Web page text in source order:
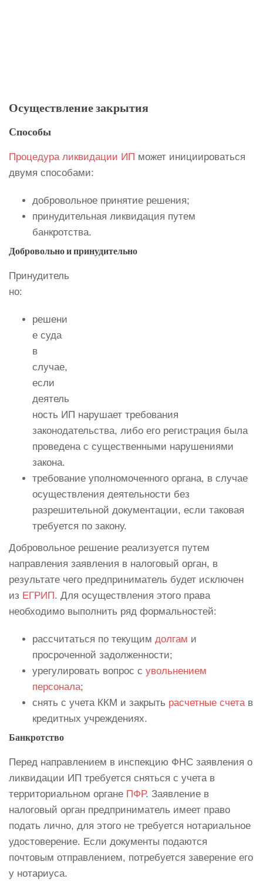
Осуществление закрытия
Способы
Процедура ликвидации ИП может инициироваться
двумя способами:
добровольное принятие решения;
принудительная ликвидация путем
банкротства.
Добровольно и принудительно
Принудитель
но:
решени
е суда
в
случае,
если
деятель
ность ИП нарушает требования
законодательства, либо его регистрация была
проведена с существенными нарушениями
закона.
требование уполномоченного органа, в случае
осуществления деятельности без
разрешительной документации, если таковая
требуется по закону.
Добровольное решение реализуется путем
направления заявления в налоговый орган, в
результате чего предприниматель будет исключен
из ЕГРИП. Для осуществления этого права
необходимо выполнить ряд формальностей:
рассчитаться по текущим долгам и
просроченной задолженности;
урегулировать вопрос с увольнением
персонала;
снять с учета ККМ и закрыть расчетные счетав
кредитных учреждениях.
Банкротство
Перед направлением в инспекцию ФНС заявления о
ликвидации ИП требуется сняться с учета в
территориальном органе ПФР. Заявление в
налоговый орган предприниматель имеет право
подать лично, для этого не требуется нотариальное
удостоверение. Если документы подаются
почтовым отправлением, потребуется заверение его
у нотариуса.